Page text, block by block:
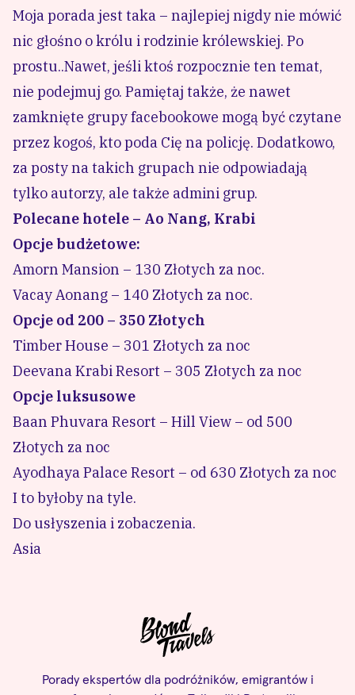
Moja porada jest taka – najlepiej nigdy nie mówić
nic głośno o królu i rodzinie królewskiej. Po
prostu..Nawet, jeśli ktoś rozpocznie ten temat,
nie podejmuj go. Pamiętaj także, że nawet
zamknięte grupy facebookowe mogą być czytane
przez kogoś, kto poda Cię na policję. Dodatkowo,
za posty na takich grupach nie odpowiadają
tylko autorzy, ale także admini grup.
Polecane hotele – Ao Nang, Krabi
Opcje budżetowe:
Amorn Mansion – 130 Złotych za noc.
Vacay Aonang – 140 Złotych za noc.
Opcje od 200 – 350 Złotych
Timber House – 301 Złotych za noc
Deevana Krabi Resort – 305 Złotych za noc
Opcje luksusowe
Baan Phuvara Resort – Hill View – od 500
Złotych za noc
Ayodhaya Palace Resort – od 630 Złotych za noc
I to byłoby na tyle.
Do usłyszenia i zobaczenia.
Asia
Porady ekspertów dla podróżników, emigrantów i